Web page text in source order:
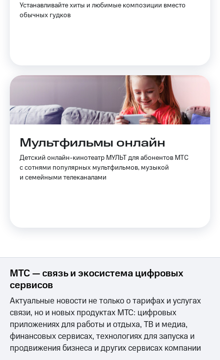
Устанавливайте хиты и любимые композиции вместо
обычных гудков
Мультфильмы онлайн
Детский онлайн-кинотеатр МУЛЬТ для абонентов МТС
с сотнями популярных мультфильмов, музыкой
и семейными телеканалами
МТС — связь и экосистема цифровых
сервисов
Актуальные новости не только о тарифах и услугах
связи, но и новых продуктах МТС: цифровых
приложениях для работы и отдыха, ТВ и медиа,
финансовых сервисах, технологиях для запуска и
продвижения бизнеса и других сервисах компании